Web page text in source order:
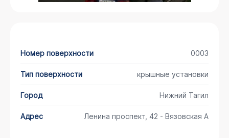
Номер поверхности 0003
Тип поверхности крышные установки
Город Нижний Тагил
Адрес Ленина проспект, 42 - Вязовская А